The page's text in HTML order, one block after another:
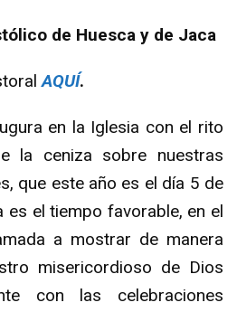
de Huesca y de Jaca
AQUÍ.
en la Iglesia con el rito
la ceniza sobre nuestras
que este año es el día 5 de
es el tiempo favorable, en el
a mostrar de manera
misericordioso de Dios
con las celebraciones